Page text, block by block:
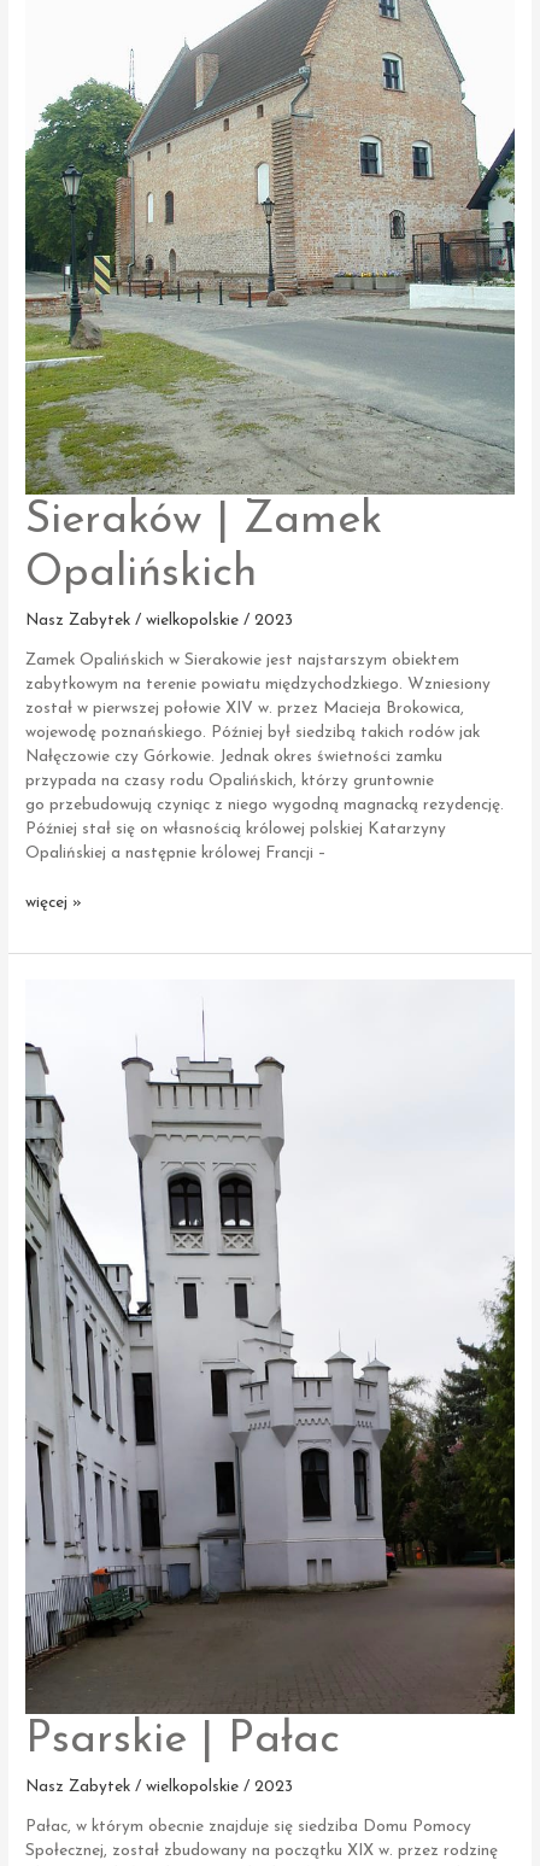
Sieraków | Zamek
Opalińskich
Nasz Zabytek / wielkopolskie / 2023
Zamek Opalińskich w Sierakowie jest najstarszym obiektem
zabytkowym na terenie powiatu międzychodzkiego. Wzniesiony
został w pierwszej połowie XIV w. przez Macieja Brokowica,
wojewodę poznańskiego. Później był siedzibą takich rodów jak
Nałęczowie czy Górkowie. Jednak okres świetności zamku
przypada na czasy rodu Opalińskich, którzy gruntownie
go przebudowują czyniąc z niego wygodną magnacką rezydencję.
Później stał się on własnością królowej polskiej Katarzyny
Opalińskiej a następnie królowej Francji –
Sieraków
Zamek
więcej »
Psarskie | Pałac
Nasz Zabytek / wielkopolskie / 2023
Pałac, w którym obecnie znajduje się siedziba Domu Pomocy
Społecznej, został zbudowany na początku XIX w. przez rodzinę